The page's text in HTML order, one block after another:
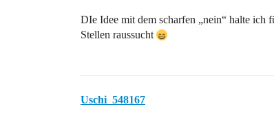
DIe Idee mit dem scharfen „nein“ halte ich
Stellen raussucht
Uschi_548167